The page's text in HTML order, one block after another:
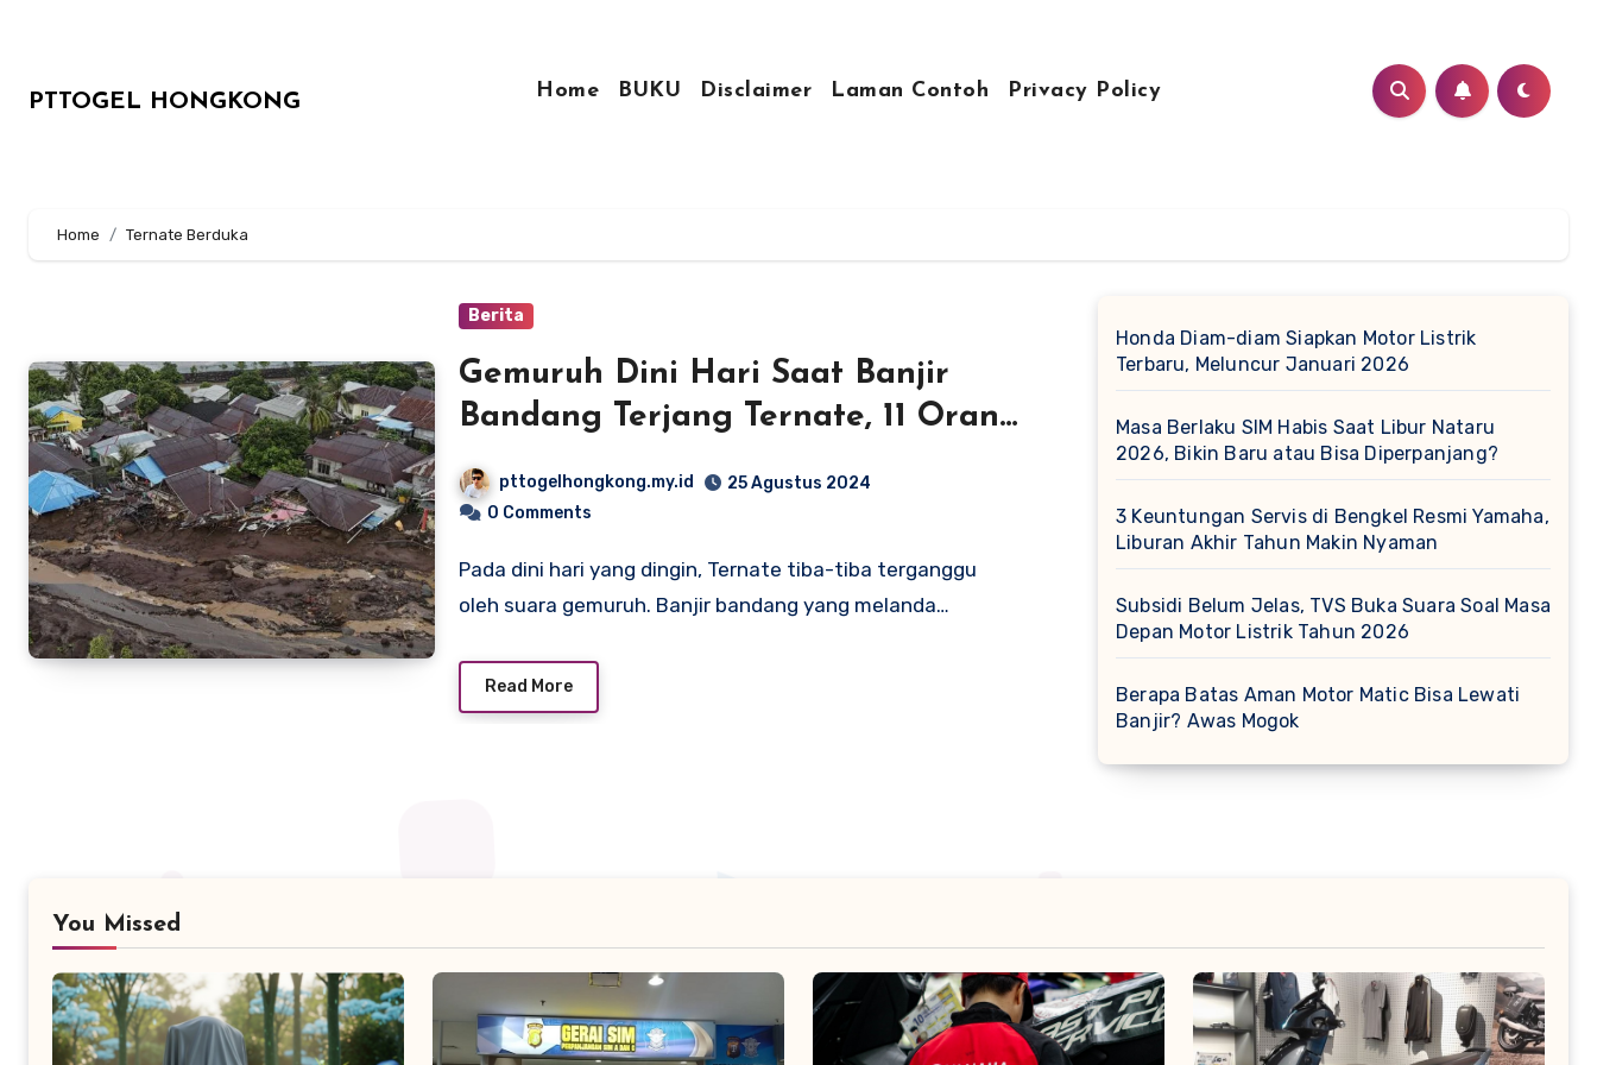
PTTOGEL HONGKONG Home BUKU Disclaimer Laman Contoh Privacy Policy
Home Ternate Berduka
Berita
Gemuruh Dini Hari Saat Banjir
Bandang Terjang Ternate, 11 Orang
Tewas
pttogelhongkong.my.id
25 Agustus 2024
0 Comments
Pada dini hari yang dingin, Ternate tiba-tiba terganggu
oleh suara gemuruh. Banjir bandang yang melanda…
Read More
Honda Diam-diam Siapkan Motor Listrik
Terbaru, Meluncur Januari 2026
Masa Berlaku SIM Habis Saat Libur Nataru
2026, Bikin Baru atau Bisa Diperpanjang?
3 Keuntungan Servis di Bengkel Resmi Yamaha,
Liburan Akhir Tahun Makin Nyaman
Subsidi Belum Jelas, TVS Buka Suara Soal Masa
Depan Motor Listrik Tahun 2026
Berapa Batas Aman Motor Matic Bisa Lewati
Banjir? Awas Mogok
You Missed